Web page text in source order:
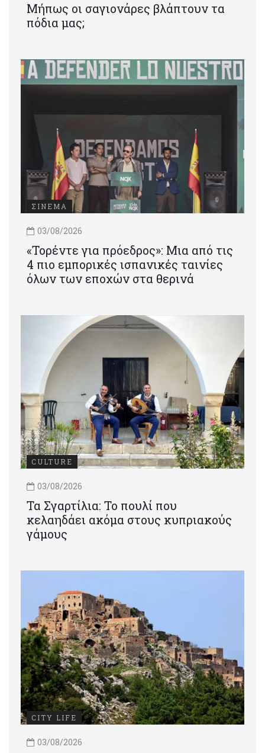
Μήπως οι σαγιονάρες βλάπτουν τα
πόδια μας;
ΣΙΝΕΜΑ
03/08/2026
«Τορέντε για πρόεδρος»: Mια από τις
4 πιο εμπορικές ισπανικές ταινίες
όλων των εποχών στα θερινά
CULTURE
03/08/2026
Τα Σγαρτίλια: Το πουλί που
κελαηδάει ακόμα στους κυπριακούς
γάμους
CITY LIFE
03/08/2026